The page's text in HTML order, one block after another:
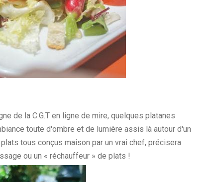
de la C.G.T en ligne de mire, quelques platanes
toute d'ombre et de lumière assis là autour d'un
tous conçus maison par un vrai chef, précisera
ou un « réchauffeur » de plats !